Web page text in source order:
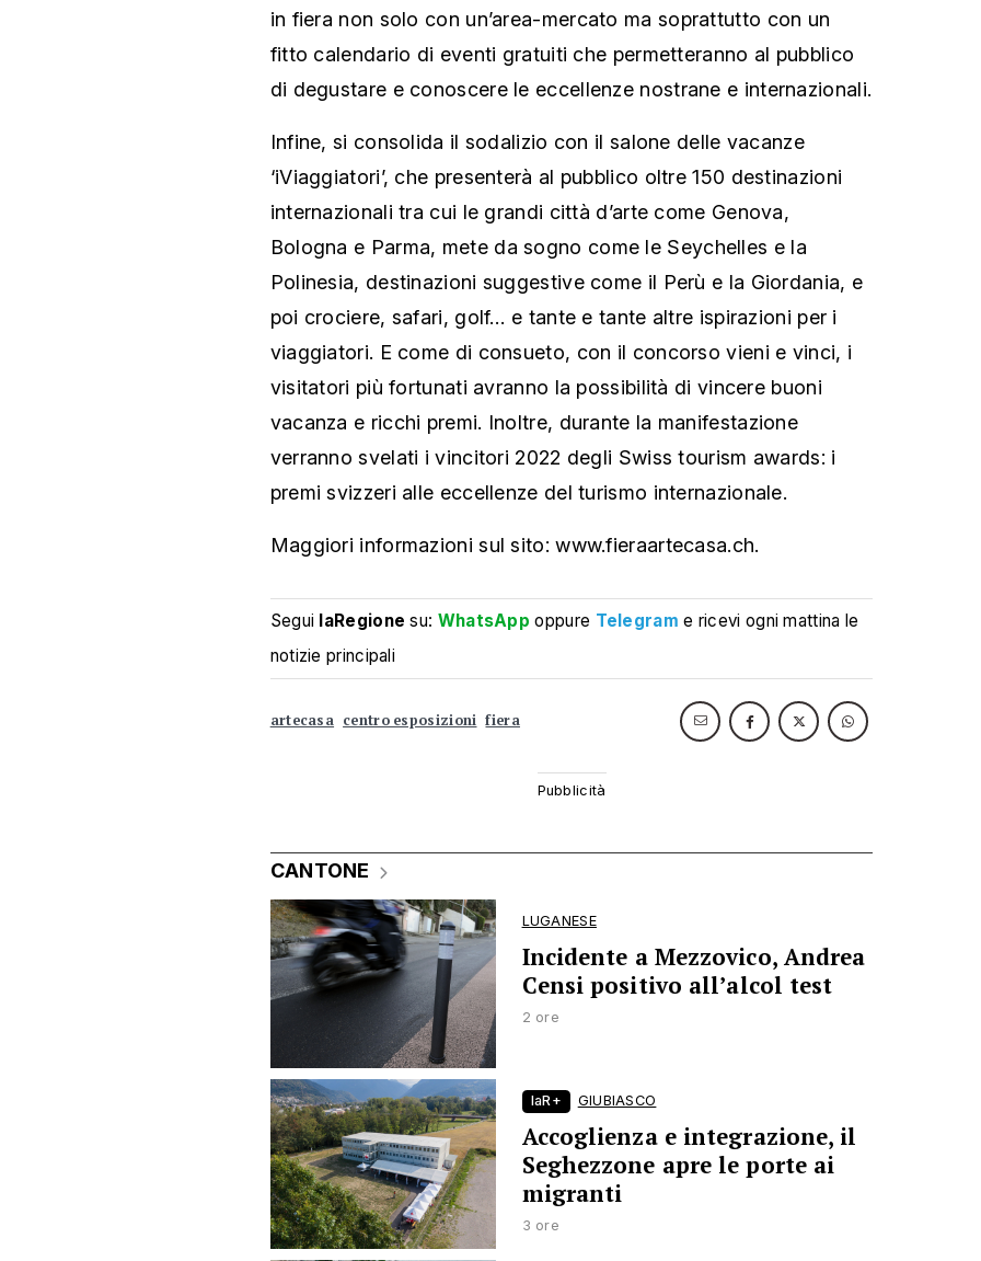
in fiera non solo con un’area-mercato ma soprattutto con un
fitto calendario di eventi gratuiti che permetteranno al pubblico
di degustare e conoscere le eccellenze nostrane e internazionali.
Infine, si consolida il sodalizio con il salone delle vacanze
‘iViaggiatori’, che presenterà al pubblico oltre 150 destinazioni
internazionali tra cui le grandi città d’arte come Genova,
Bologna e Parma, mete da sogno come le Seychelles e la
Polinesia, destinazioni suggestive come il Perù e la Giordania, e
poi crociere, safari, golf… e tante e tante altre ispirazioni per i
viaggiatori. E come di consueto, con il concorso vieni e vinci, i
visitatori più fortunati avranno la possibilità di vincere buoni
vacanza e ricchi premi. Inoltre, durante la manifestazione
verranno svelati i vincitori 2022 degli Swiss tourism awards: i
premi svizzeri alle eccellenze del turismo internazionale.
Maggiori informazioni sul sito: www.fieraartecasa.ch.
Segui laRegione su: WhatsApp oppure Telegram e ricevi ogni mattina le
notizie principali
artecasa centro esposizioni fiera
CANTONE
LUGANESE
Incidente a Mezzovico, Andrea
Censi positivo all’alcol test
2 ore
laR+ GIUBIASCO
Accoglienza e integrazione, il
Seghezzone apre le porte ai
migranti
3 ore